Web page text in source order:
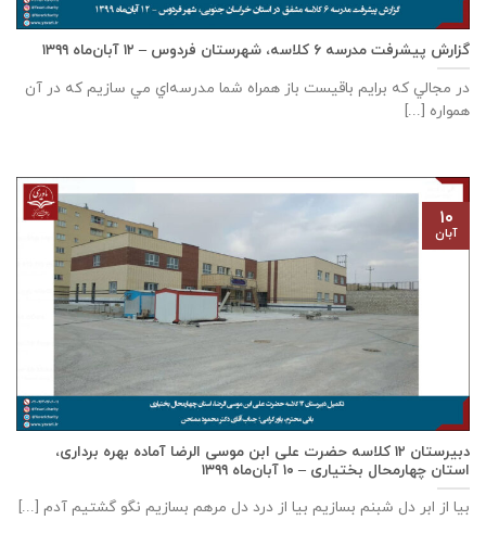
گزارش پیشرفت مدرسه ٦ كلاسه، شهرستان فردوس – ۱۲ آبان‌ماه ۱۳۹۹
در مجالي که برايم باقيست باز همراه شما مدرسه‌اي مي سازيم که در آن
همواره [...]
دبيرستان ١٢ كلاسه حضرت علی ابن موسی الرضا آماده بهره برداری،
استان چهارمحال بختياری – ۱۰ آبان‌ماه ۱۳۹۹
بیا از ابر دل شبنم بسازیم بیا از درد دل مرهم بسازیم نگو گشتیم آدم [...]
۱۰
آبان